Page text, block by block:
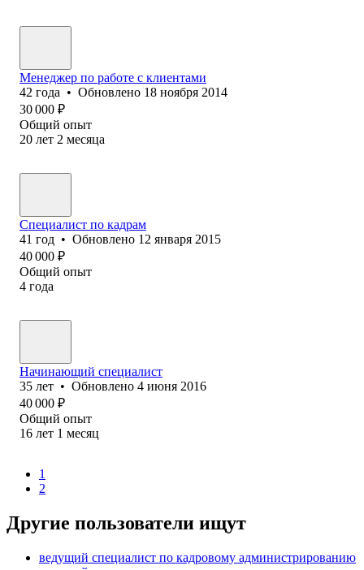
Менеджер по работе с клиентами
42 года • Обновлено 18 ноября 2014
30 000 ₽
Общий опыт
20 лет 2 месяца
Специалист по кадрам
41 год • Обновлено 12 января 2015
40 000 ₽
Общий опыт
4 года
Начинающий специалист
35 лет • Обновлено 4 июня 2016
40 000 ₽
Общий опыт
16 лет 1 месяц
1
2
Другие пользователи ищут
ведущий специалист по кадровому администрированию